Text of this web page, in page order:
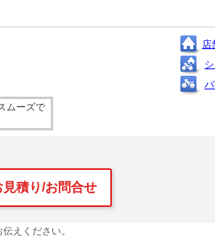
ムーズで
店
見積り/お問合せ
伝えください。